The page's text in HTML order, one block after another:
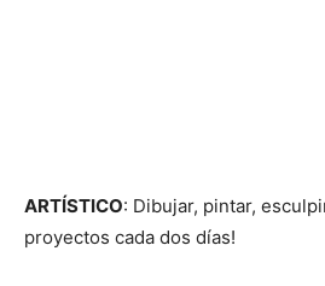
ARTÍSTICO: Dibujar, pintar,
proyectos cada dos días!